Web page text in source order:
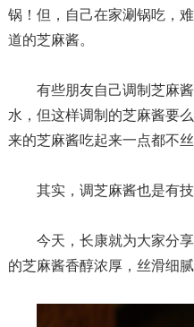
锅！但，自己在家涮锅吃，
道的芝麻酱。
有些朋友自己调制芝麻
水，但这样调制的芝麻酱要
来的芝麻酱吃起来一点都不
其实，调芝麻酱也是有
今天，长康就为大家分
的芝麻酱香醇浓厚，丝滑细腻